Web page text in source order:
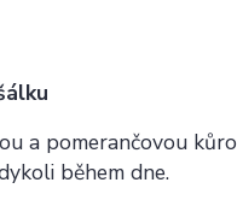
a pomerančovou
během dne.